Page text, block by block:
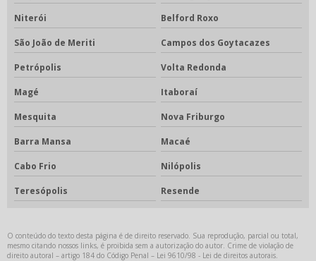
Niterói Belford Roxo
São João de Meriti Campos dos Goytacazes
Petrópolis Volta Redonda
Magé Itaboraí
Mesquita Nova Friburgo
Barra Mansa Macaé
Cabo Frio Nilópolis
Teresópolis Resende
O conteúdo do texto desta página é de direito reservado. Sua reprodução, parcial ou total,
mesmo citando nossos links, é proibida sem a autorização do autor. Crime de violação de
direito autoral – artigo 184 do Código Penal – Lei 9610/98 - Lei de direitos autorais.